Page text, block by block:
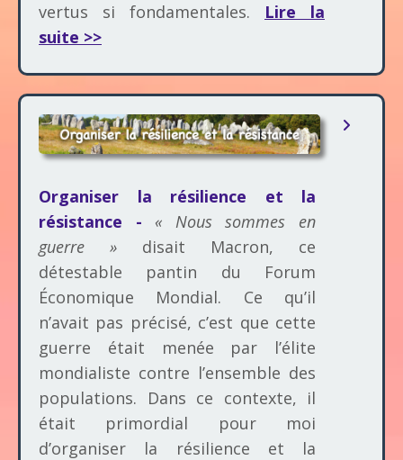
vertus si fondamentales. Lire la
suite >>
Organiser la résilience et la
résistance - « Nous sommes en
guerre » disait Macron, ce
détestable pantin du Forum
Économique Mondial. Ce qu’il
n’avait pas précisé, c’est que cette
guerre était menée par l’élite
mondialiste contre l’ensemble des
populations. Dans ce contexte, il
était primordial pour moi
d’organiser la résilience et la